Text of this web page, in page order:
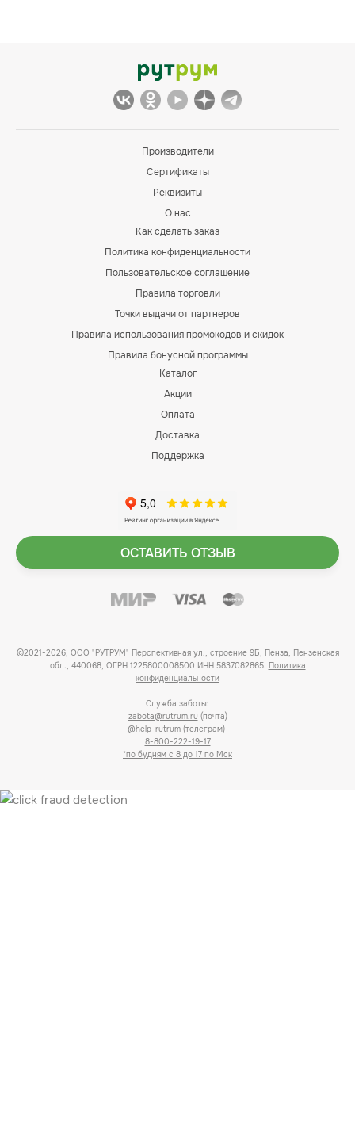
Производители
Сертификаты
Реквизиты
О нас
Как сделать заказ
Политика конфиденциальности
Пользовательское соглашение
Правила торговли
Точки выдачи от партнеров
Правила использования промокодов и скидок
Правила бонусной программы
Каталог
Акции
Оплата
Доставка
Поддержка
ОСТАВИТЬ ОТЗЫВ
©2021-2026, ООО "РУТРУМ" Перспективная ул., строение 9Б, Пенза, Пензенская
обл., 440068, ОГРН 1225800008500 ИНН 5837082865. Политика
конфиденциальности
Служба заботы:
zabota@rutrum.ru (почта)
@help_rutrum (телеграм)
8-800-222-19-17
*по будням с 8 до 17 по Мск